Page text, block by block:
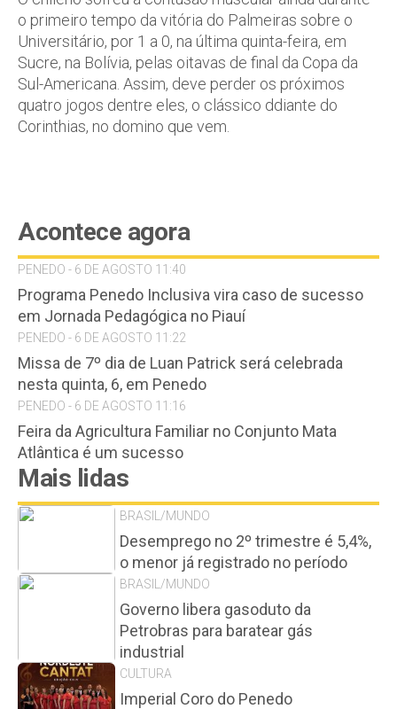
o primeiro tempo da vitória do Palmeiras sobre o
Universitário, por 1 a 0, na última quinta-feira, em
Sucre, na Bolívia, pelas oitavas de final da Copa da
Sul-Americana. Assim, deve perder os próximos
quatro jogos dentre eles, o clássico ddiante do
Corinthias, no domino que vem.
Acontece agora
PENEDO - 6 DE AGOSTO 11:40
Programa Penedo Inclusiva vira caso de sucesso
em Jornada Pedagógica no Piauí
PENEDO - 6 DE AGOSTO 11:22
Missa de 7º dia de Luan Patrick será celebrada
nesta quinta, 6, em Penedo
PENEDO - 6 DE AGOSTO 11:16
Feira da Agricultura Familiar no Conjunto Mata
Atlântica é um sucesso
Mais lidas
BRASIL/MUNDO
Desemprego no 2º trimestre é 5,4%,
o menor já registrado no período
BRASIL/MUNDO
Governo libera gasoduto da
Petrobras para baratear gás
industrial
CULTURA
Imperial Coro do Penedo